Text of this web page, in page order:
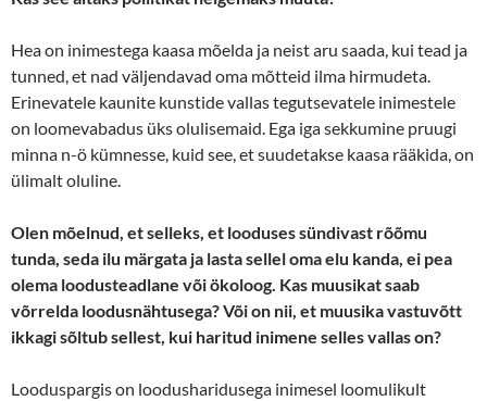
Hea on inimestega kaasa mõelda ja neist aru saada, kui tead ja
tunned, et nad väljendavad oma mõtteid ilma hirmudeta.
Erinevatele kaunite kunstide vallas tegutsevatele inimestele
on loomevabadus üks olulisemaid. Ega iga sekkumine pruugi
minna n-ö kümnesse, kuid see, et suudetakse kaasa rääkida, on
ülimalt oluline.
Olen mõelnud, et selleks, et looduses sündivast rõõmu
tunda, seda ilu märgata ja lasta sellel oma elu kanda, ei pea
olema loodusteadlane või ökoloog. Kas muusikat saab
võrrelda loodusnähtusega? Või on nii, et muusika vastuvõtt
ikkagi sõltub sellest, kui haritud inimene selles vallas on?
Looduspargis on loodusharidusega inimesel loomulikult